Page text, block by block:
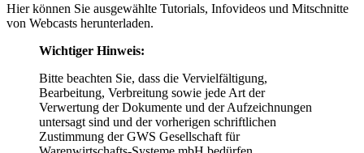
Hier können Sie ausgewählte Tutorials, Infovideos und Mitschnitte
von Webcasts herunterladen.
Wichtiger Hinweis:
Bitte beachten Sie, dass die Vervielfältigung,
Bearbeitung, Verbreitung sowie jede Art der
Verwertung der Dokumente und der Aufzeichnungen
untersagt sind und der vorherigen schriftlichen
Zustimmung der GWS Gesellschaft für